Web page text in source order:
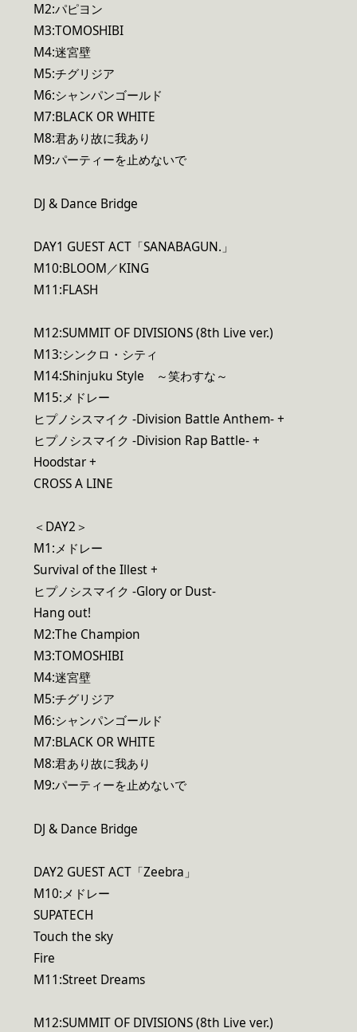
M2:パピヨン
M3:TOMOSHIBI
M4:迷宮壁
M5:チグリジア
M6:シャンパンゴールド
M7:BLACK OR WHITE
M8:君あり故に我あり
M9:パーティーを止めないで
DJ & Dance Bridge
DAY1 GUEST ACT「SANABAGUN.」
M10:BLOOM／KING
M11:FLASH
M12:SUMMIT OF DIVISIONS (8th Live ver.)
M13:シンクロ・シティ
M14:Shinjuku Style ～笑わすな～
M15:メドレー
ヒプノシスマイク -Division Battle Anthem- +
ヒプノシスマイク -Division Rap Battle- +
Hoodstar +
CROSS A LINE
＜DAY2＞
M1:メドレー
Survival of the Illest +
ヒプノシスマイク -Glory or Dust-
Hang out!
M2:The Champion
M3:TOMOSHIBI
M4:迷宮壁
M5:チグリジア
M6:シャンパンゴールド
M7:BLACK OR WHITE
M8:君あり故に我あり
M9:パーティーを止めないで
DJ & Dance Bridge
DAY2 GUEST ACT「Zeebra」
M10:メドレー
SUPATECH
Touch the sky
Fire
M11:Street Dreams
M12:SUMMIT OF DIVISIONS (8th Live ver.)